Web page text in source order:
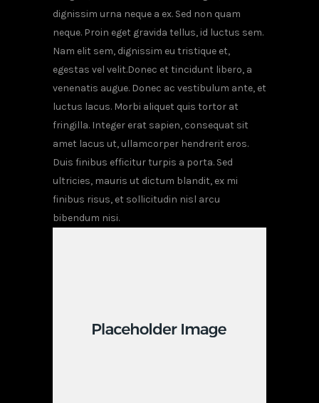
dignissim urna neque a ex. Sed non quam
neque. Proin eget gravida tellus, id luctus sem.
Nam elit sem, dignissim eu tristique et,
egestas vel velit.Donec et tincidunt libero, a
venenatis augue. Donec ac vestibulum ante, et
luctus lacus. Morbi aliquet quis tortor at
fringilla. Integer erat sapien, consequat sit
amet lacus ut, ullamcorper hendrerit eros.
Duis finibus efficitur turpis a porta. Sed
ultricies, mauris ut dictum blandit, ex mi
finibus risus, et sollicitudin nisl arcu
bibendum nisi.